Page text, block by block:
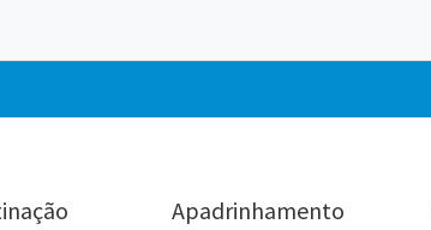
Apadrinhamento